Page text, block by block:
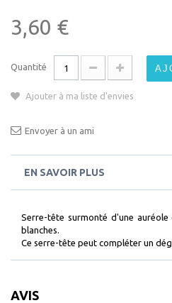
3,60 €
Quantité
Ajouter à ma liste d'envies
Envoyer à un ami
EN SAVOIR PLUS
Serre-tête surmonté d'une
blanches.
Ce serre-tête peut compléter un
AVIS